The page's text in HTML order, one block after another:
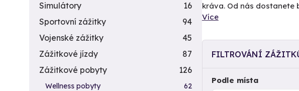
kráva. Od nás dostanete
Více
FILTROVÁNÍ
Podle místa
Simulátory
16
Sportovní zážitky
94
Vojenské zážitky
45
Zážitkové jízdy
87
Zážitkové pobyty
126
Wellness pobyty
62